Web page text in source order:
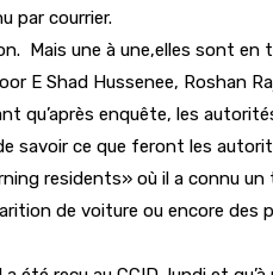
par courrier.
une à une,elles sont en
E Shad Hussenee, Roshan
enquête, les
savoir ce que feront les
residents» où il a connu
de voiture ou encore des